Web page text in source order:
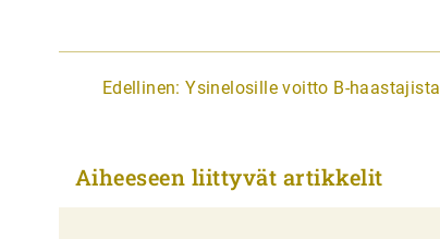
A
i
Edellinen: Ysinelosille voitto B-haastajista
Aiheeseen liittyvät artikkelit